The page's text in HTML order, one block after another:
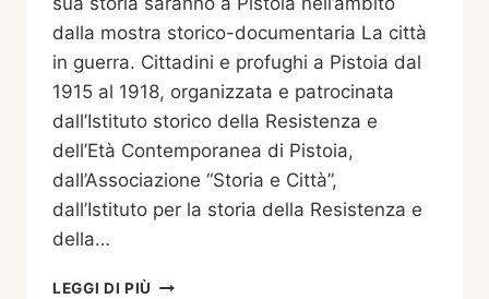
dalla mostra storico-documentaria La città
in guerra. Cittadini e profughi a Pistoia dal
1915 al 1918, organizzata e patrocinata
dall’Istituto storico della Resistenza e
dell’Età Contemporanea di Pistoia,
dall’Associazione “Storia e Città”,
dall’Istituto per la storia della Resistenza e
della…
LEGGI DI PIÙ LA